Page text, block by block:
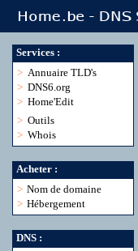
Services :
> Annuaire TLD's
> DNS6.org
> Home'Edit
> Outils
> Whois
Acheter :
> Nom de domaine
> Hébergement
DNS :